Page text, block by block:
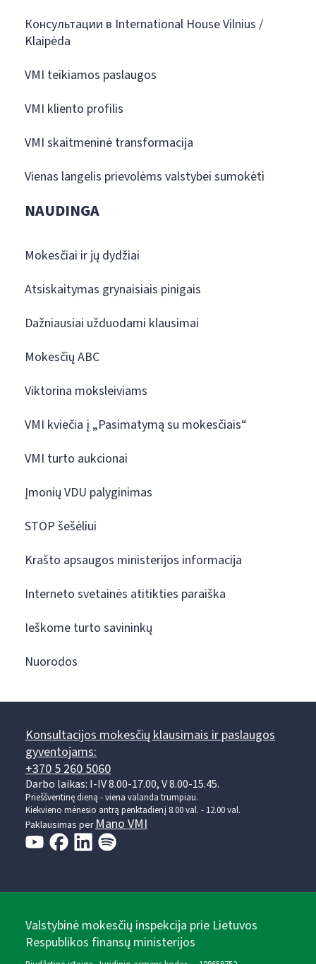
Консультации в International House Vilnius /
Klaipėda
VMI teikiamos paslaugos
VMI kliento profilis
VMI skaitmeninė transformacija
Vienas langelis prievolėms valstybei sumokėti
NAUDINGA
Mokesčiai ir jų dydžiai
Atsiskaitymas grynaisiais pinigais
Dažniausiai užduodami klausimai
Mokesčių ABC
Viktorina moksleiviams
VMI kviečia į „Pasimatymą su mokesčiais“
VMI turto aukcionai
Įmonių VDU palyginimas
STOP šešėliui
Krašto apsaugos ministerijos informacija
Interneto svetainės atitikties paraiška
Ieškome turto savininkų
Nuorodos
Konsultacijos mokesčių klausimais ir paslaugos
gyventojams:
+370 5 260 5060
Darbo laikas: I-IV 8.00-17.00, V 8.00-15.45.
Prieššventinę dieną - viena valanda trumpiau.
Kiekvieno mėnesio antrą penktadienį 8.00 val. - 12.00 val.
Paklausimas perMano VMI
Valstybinė mokesčių inspekcija prie Lietuvos
Respublikos finansų ministerijos